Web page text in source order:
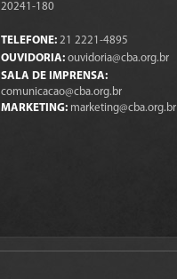
20241-180
TELEFONE: 21 2221-4895
OUVIDORIA: ouvidoria@cba.org.br
SALA DE IMPRENSA:
comunicacao@cba.org.br
MARKETING: marketing@cba.org.br